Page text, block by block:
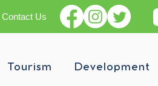
Contact Us
Tourism Development